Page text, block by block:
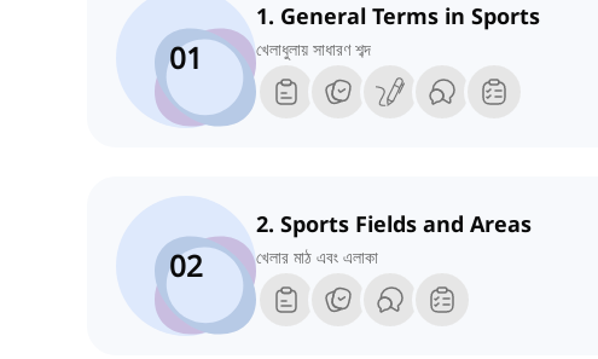
01
1. General Terms in Sports
খেলাধুলায় সাধারণ শব্দ
02
2. Sports Fields and Areas
খেলার মাঠ এবং এলাকা